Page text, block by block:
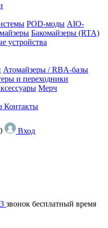
POD-моды AIO-
Бакомайзеры (RTA)
устройства
Атомайзеры / RBA-базы
и переходники
Мерч
Контакты
Вход
звонок бесплатный время